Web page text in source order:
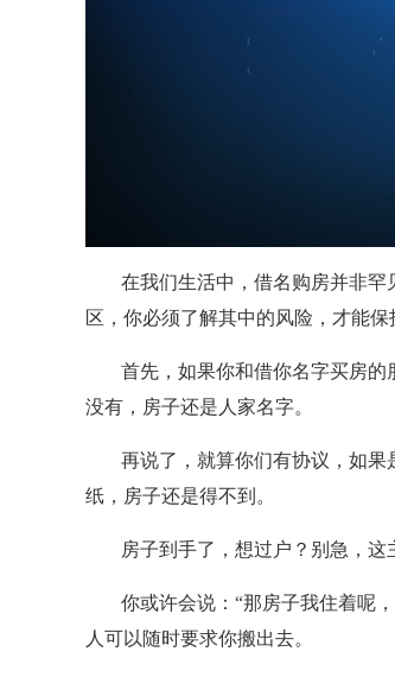
在我们生活中，借名购房并非
区，你必须了解其中的风险，才能保
首先，如果你和借你名字买房
没有，房子还是人家名字。
再说了，就算你们有协议，如
纸，房子还是得不到。
房子到手了，想过户？别急，这
你或许会说：“那房子我住着呢
人可以随时要求你搬出去。